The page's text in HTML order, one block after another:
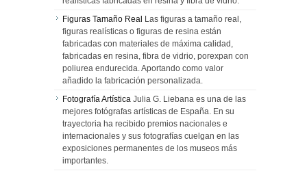
Figuras Tamaño Real Las figuras a tamaño real,
figuras realísticas o figuras de resina están
fabricadas con materiales de máxima calidad,
fabricadas en resina, fibra de vidrio, porexpan con
poliurea endurecida. Aportando como valor
añadido la fabricación personalizada.
Fotografía Artística Julia G. Liebana es una de las
mejores fotógrafas artísticas de España. En su
trayectoria ha recibido premios nacionales e
internacionales y sus fotografías cuelgan en las
exposiciones permanentes de los museos más
importantes.